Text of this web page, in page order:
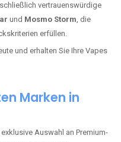
vertrauenswürdige
und Mosmo Storm, die
erfüllen.
und erhalten Sie Ihre Vapes
Marken in
Auswahl an Premium-